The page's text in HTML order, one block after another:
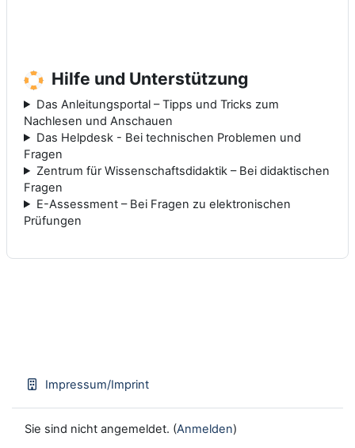
Hilfe und Unterstützung
Das Anleitungsportal – Tipps und Tricks zum
Nachlesen und Anschauen
Das Helpdesk - Bei technischen Problemen und
Fragen
Zentrum für Wissenschaftsdidaktik – Bei didaktischen
Fragen
E-Assessment – Bei Fragen zu elektronischen
Prüfungen
Impressum/Imprint
Sie sind nicht angemeldet. (Anmelden)